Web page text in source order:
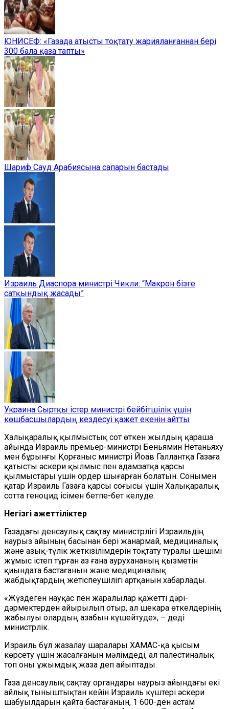
ЮНИСЕФ: «Газада атысты тоқтату жарияланғаннан бері
300 бала қаза тапты»
Шариф Сауд Арабиясына сапарын бастады
Израиль Диаспора министрі Чикли: “Макрон бізге
сатқындық жасады”
Украина Сыртқы істер министрі бейбітшілік үшін
көшбасшылардың кездесуі қажет екенін айтты
Халықаралық қылмыстық сот өткен жылдың қараша
айында Израиль премьер-министрі Беньямин Нетаньяху
мен бұрынғы Қорғаныс министрі Йоав Галлантқа Газаға
қатысты әскери қылмыс пен адамзатқа қарсы
қылмыстары үшін ордер шығарған болатын. Сонымен
қатар Израиль Газаға қарсы соғысы үшін Халықаралық
сотта геноцид ісімен бетпе-бет келуде.
Негізгі қажеттіліктер
Газадағы денсаулық сақтау министрлігі Израильдің
наурыз айының басынан бері жанармай, медициналық
және азық-түлік жеткізілімдерін тоқтату туралы шешімі
жұмыс істеп тұрған аз ғана аурухананың қызметін
қиындата бастағанын және медициналық
жабдықтардың жетіспеушілігі артқанын хабарлады.
«Жүздеген науқас пен жаралылар қажетті дәрі-
дәрмектерден айырылып отыр, ал шекара өткелдерінің
жабылуы олардың азабын күшейтуде», – деді
министрлік.
Израиль бұл жазалау шаралары ХАМАС-қа қысым
көрсету үшін жасалғанын мәлімдеді, ал палестиналық
топ оны ұжымдық жаза деп айыптады.
Газа денсаулық сақтау органдары наурыз айындағы екі
айлық тыныштықтан кейін Израиль күштері әскери
шабуылдарын қайта бастағанын, 1 600-ден астам